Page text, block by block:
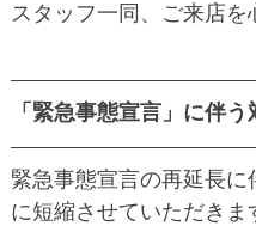
スタッフ一同、ご来店を
「緊急事態宣言」に伴
緊急事態宣言の再延長
に短縮させていただきま